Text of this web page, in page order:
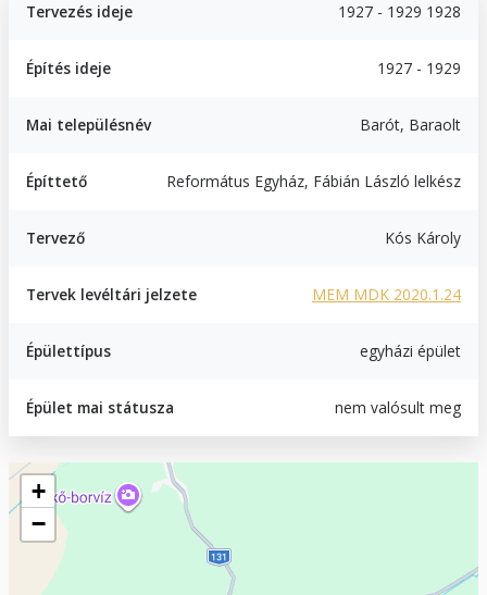
Tervezés ideje 1927 - 1929 1928
Építés ideje 1927 - 1929
Mai településnév Barót, Baraolt
Építtető Református Egyház, Fábián László lelkész
Tervező Kós Károly
Tervek levéltári jelzete MEM MDK 2020.1.24
Épülettípus egyházi épület
Épület mai státusza nem valósult meg
Geofield
+
−